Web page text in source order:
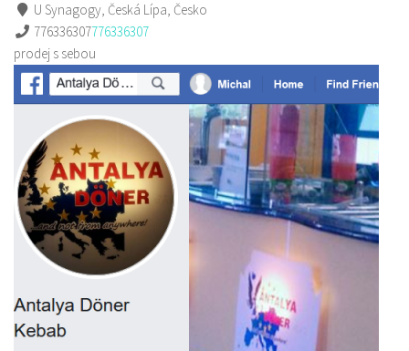
U Synagogy, Česká Lípa, Česko
776336307776336307
prodej s sebou